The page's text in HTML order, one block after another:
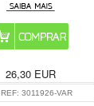
26,30EUR
REF: 3011926-VAR